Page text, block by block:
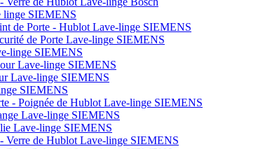
linge SIEMENS
de Porte - Hublot Lave-linge SIEMENS
de Porte Lave-linge SIEMENS
linge SIEMENS
Lave-linge SIEMENS
Lave-linge SIEMENS
SIEMENS
- Poignée de Hublot Lave-linge SIEMENS
Lave-linge SIEMENS
Lave-linge SIEMENS
Verre de Hublot Lave-linge SIEMENS